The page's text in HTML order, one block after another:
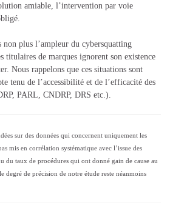
amiable, l’intervention par voie
plus l’ampleur du cybersquatting
titulaires de marques ignorent son existence
Nous rappelons que ces situations sont
tenu de l’accessibilité et de l’efficacité des
PARL, CNDRP, DRS etc.).
sur des données qui concernent uniquement les
mis en corrélation systématique avec l’issue des
du taux de procédures qui ont donné gain de cause au
degré de précision de notre étude reste néanmoins